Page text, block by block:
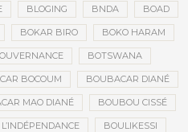
BLOGING BNDA BOAD
BOKAR BIRO BOKO HARAM
BOTSWANA
BOCOUM BOUBACAR DIANÉ
MAO DIANÉ BOUBOU CISSÉ
BOULIKESSI